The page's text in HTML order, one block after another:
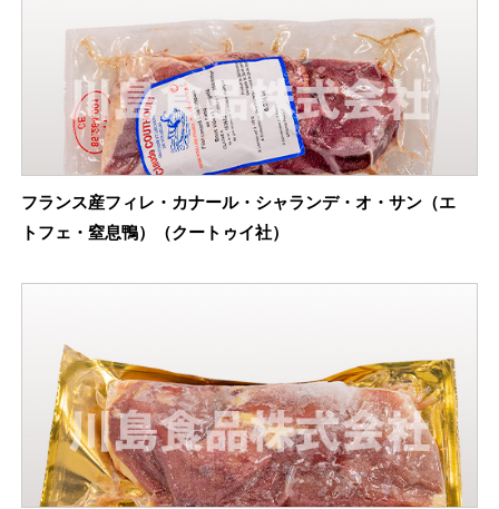
フランス産フィレ・カナール・シャランデ・オ・サン（エ
トフェ・窒息鴨）（クートゥイ社）